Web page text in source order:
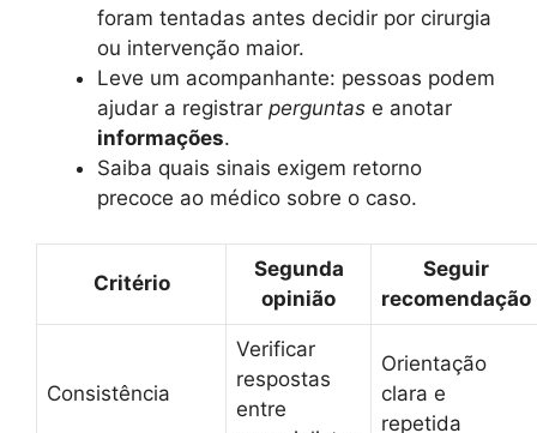
foram tentadas antes decidir por cirurgia
ou intervenção maior.
Leve um acompanhante: pessoas podem
ajudar a registrar perguntas e anotar
informações.
Saiba quais sinais exigem retorno
precoce ao médico sobre o caso.
Critério
Segunda
opinião
Seguir
recomendação
Consistência
Verificar
respostas
entre
Orientação
clara e
repetida